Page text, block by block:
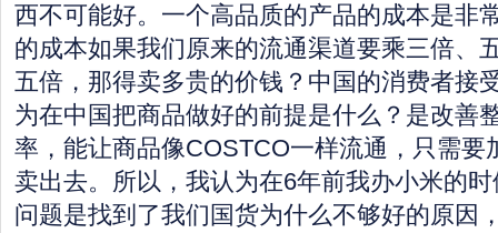
西不可能好。一个高品质的产品的成本是非
的成本如果我们原来的流通渠道要乘三倍、
五倍，那得卖多贵的价钱？中国的消费者接
为在中国把商品做好的前提是什么？是改善
率，能让商品像COSTCO一样流通，只需要
卖出去。所以，我认为在6年前我办小米的
问题是找到了我们国货为什么不够好的原因